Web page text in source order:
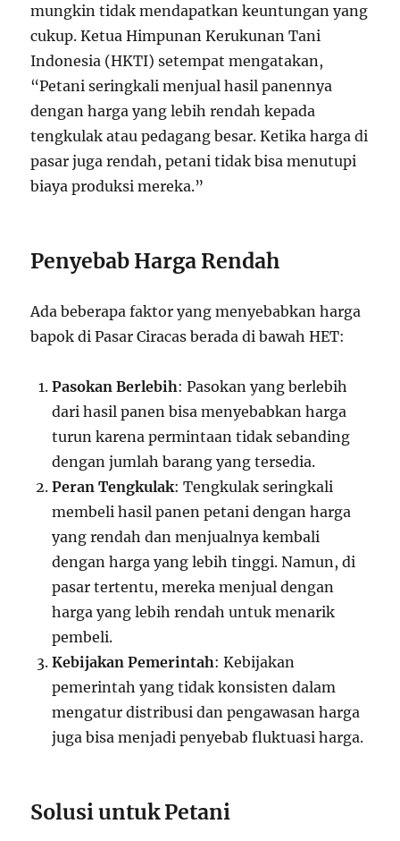
mungkin tidak mendapatkan keuntungan yang
cukup. Ketua Himpunan Kerukunan Tani
Indonesia (HKTI) setempat mengatakan,
“Petani seringkali menjual hasil panennya
dengan harga yang lebih rendah kepada
tengkulak atau pedagang besar. Ketika harga di
pasar juga rendah, petani tidak bisa menutupi
biaya produksi mereka.”
Penyebab Harga Rendah
Ada beberapa faktor yang menyebabkan harga
bapok di Pasar Ciracas berada di bawah HET:
Pasokan Berlebih: Pasokan yang berlebih
dari hasil panen bisa menyebabkan harga
turun karena permintaan tidak sebanding
dengan jumlah barang yang tersedia.
Peran Tengkulak: Tengkulak seringkali
membeli hasil panen petani dengan harga
yang rendah dan menjualnya kembali
dengan harga yang lebih tinggi. Namun, di
pasar tertentu, mereka menjual dengan
harga yang lebih rendah untuk menarik
pembeli.
Kebijakan Pemerintah: Kebijakan
pemerintah yang tidak konsisten dalam
mengatur distribusi dan pengawasan harga
juga bisa menjadi penyebab fluktuasi harga.
Solusi untuk Petani